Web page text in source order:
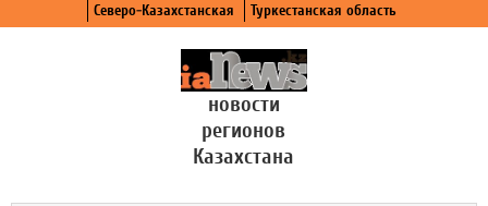
Северо-Казахстанская
Туркестанская область
новости
регионов
Казахстана